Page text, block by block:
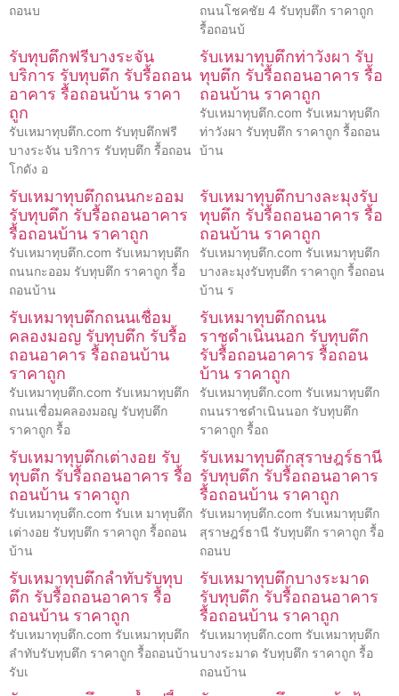
ถอนบ
ถนนโชคชัย 4 รับทุบตึก ราคาถูก
รื้อถอนบ้
รับทุบตึกฟรีบางระจัน
บริการ รับทุบตึก รับรื้อถอน
อาคาร รื้อถอนบ้าน ราคา
ถูก
รับเหมาทุบตึก.com รับทุบตึกฟรี
บางระจัน บริการ รับทุบตึก รื้อถอน
โกดัง อ
รับเหมาทุบตึกท่าวังผา รับ
ทุบตึก รับรื้อถอนอาคาร รื้อ
ถอนบ้าน ราคาถูก
รับเหมาทุบตึก.com รับเหมาทุบตึก
ท่าวังผา รับทุบตึก ราคาถูก รื้อถอน
บ้าน
รับเหมาทุบตึกถนนกะออม
รับทุบตึก รับรื้อถอนอาคาร
รื้อถอนบ้าน ราคาถูก
รับเหมาทุบตึก.com รับเหมาทุบตึก
ถนนกะออม รับทุบตึก ราคาถูก รื้อ
ถอนบ้าน
รับเหมาทุบตึกบางละมุงรับ
ทุบตึก รับรื้อถอนอาคาร รื้อ
ถอนบ้าน ราคาถูก
รับเหมาทุบตึก.com รับเหมาทุบตึก
บางละมุงรับทุบตึก ราคาถูก รื้อถอน
บ้าน ร
รับเหมาทุบตึกถนนเชื่อม
คลองมอญ รับทุบตึก รับรื้อ
ถอนอาคาร รื้อถอนบ้าน
ราคาถูก
รับเหมาทุบตึก.com รับเหมาทุบตึก
ถนนเชื่อมคลองมอญ รับทุบตึก
ราคาถูก รื้อ
รับเหมาทุบตึกถนน
ราชดำเนินนอก รับทุบตึก
รับรื้อถอนอาคาร รื้อถอน
บ้าน ราคาถูก
รับเหมาทุบตึก.com รับเหมาทุบตึก
ถนนราชดำเนินนอก รับทุบตึก
ราคาถูก รื้อถ
รับเหมาทุบตึกเต่างอย รับ
ทุบตึก รับรื้อถอนอาคาร รื้อ
ถอนบ้าน ราคาถูก
รับเหมาทุบตึก.com รับเห มาทุบตึก
เต่างอย รับทุบตึก ราคาถูก รื้อถอน
บ้าน
รับเหมาทุบตึกสุราษฎร์ธานี
รับทุบตึก รับรื้อถอนอาคาร
รื้อถอนบ้าน ราคาถูก
รับเหมาทุบตึก.com รับเหมาทุบตึก
สุราษฎร์ธานี รับทุบตึก ราคาถูก รื้อ
ถอนบ
รับเหมาทุบตึกลำทับรับทุบ
ตึก รับรื้อถอนอาคาร รื้อ
ถอนบ้าน ราคาถูก
รับเหมาทุบตึก.com รับเหมาทุบตึก
ลำทับรับทุบตึก ราคาถูก รื้อถอนบ้าน
รับเ
รับเหมาทุบตึกบางระมาด
รับทุบตึก รับรื้อถอนอาคาร
รื้อถอนบ้าน ราคาถูก
รับเหมาทุบตึก.com รับเหมาทุบตึก
บางระมาด รับทุบตึก ราคาถูก รื้อ
ถอนบ้าน